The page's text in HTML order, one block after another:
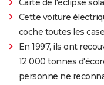
Carte de l'éclipse
Cette voiture
coche toutes les
En 1997, ils ont
12 000 tonnes
personne ne